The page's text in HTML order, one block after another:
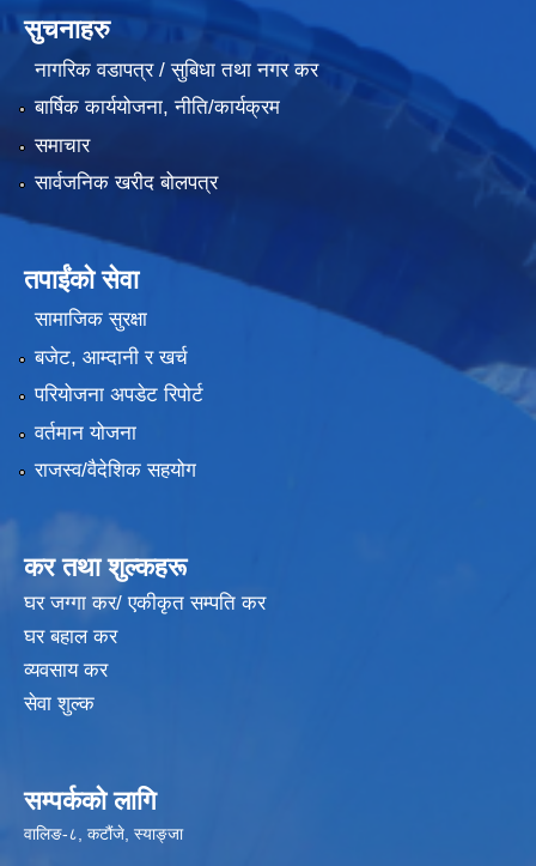
सुचनाहरु
नागरिक वडापत्र / सुबिधा तथा नगर कर
बार्षिक कार्ययोजना, नीति/कार्यक्रम
समाचार
सार्वजनिक खरीद बोलपत्र
तपाईंको सेवा
सामाजिक सुरक्षा
बजेट, आम्दानी र खर्च
परियोजना अपडेट रिपोर्ट
वर्तमान योजना
राजस्व/वैदेशिक सहयोग
कर तथा शुल्कहरू
घर जग्गा कर/ एकीकृत सम्पति कर
घर बहाल कर
व्यवसाय कर
सेवा शुल्क
सम्पर्कको लागि
वालिङ-८, कटौंजे, स्याङ्जा